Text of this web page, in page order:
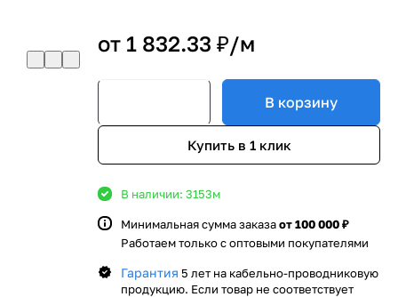
от 1 832.33 ₽/м
В корзину
Купить в 1 клик
В наличии: 3153м
Минимальная сумма заказаот 100 000 ₽
Работаем только с оптовыми покупателями
Гарантия 5 лет на кабельно-проводниковую
продукцию. Если товар не соответствует